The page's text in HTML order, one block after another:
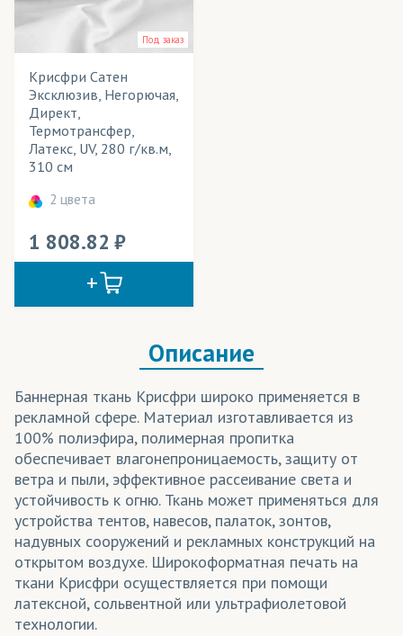
Под заказ
Крисфри Сатен
Эксклюзив, Негорючая,
Директ,
Термотрансфер,
Латекс, UV, 280 г/кв.м,
310 см
2 цвета
1 808.82
Описание
Баннерная ткань Крисфри широко применяется в
рекламной сфере. Материал изготавливается из
100% полиэфира, полимерная пропитка
обеспечивает влагонепроницаемость, защиту от
ветра и пыли, эффективное рассеивание света и
устойчивость к огню. Ткань может применяться для
устройства тентов, навесов, палаток, зонтов,
надувных сооружений и рекламных конструкций на
открытом воздухе. Широкоформатная печать на
ткани Крисфри осуществляется при помощи
латексной, сольвентной или ультрафиолетовой
технологии.